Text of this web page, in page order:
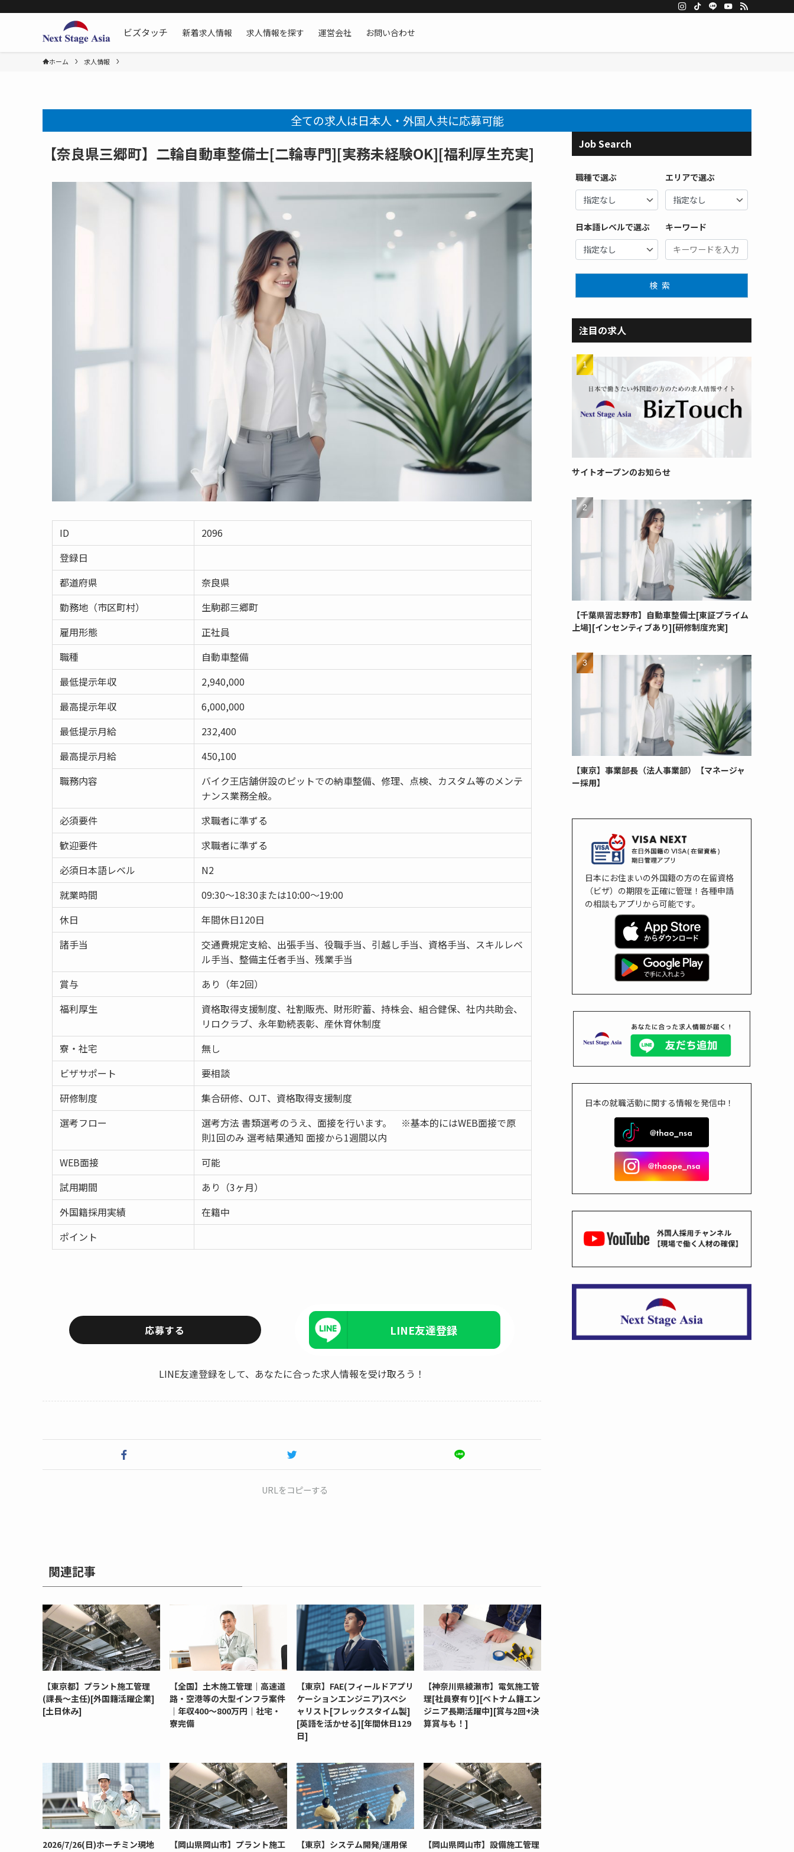
ビズタッチ
新着求人情報 求人情報を探す 運営会社 お問い合わせ
ホーム 求人情報
全ての求人は日本人・外国人共に応募可能
【奈良県三郷町】二輪自動車整備士[二輪専門][実務未経験OK][福利厚生充実]
ID
2096
登録日
都道府県
奈良県
勤務地（市区町村）
生駒郡三郷町
雇用形態
正社員
職種
自動車整備
最低提示年収
2,940,000
最高提示年収
6,000,000
最低提示月給
232,400
最高提示月給
450,100
職務内容
バイク王店舗併設のピットでの納車整備、修理、点検、カスタム等のメンテ
ナンス業務全般。
必須要件
求職者に準ずる
歓迎要件
求職者に準ずる
必須日本語レベル
N2
就業時間
09:30～18:30または10:00～19:00
休日
年間休日120日
諸手当
交通費規定支給、出張手当、役職手当、引越し手当、資格手当、スキルレベ
ル手当、整備主任者手当、残業手当
賞与
あり（年2回）
福利厚生
資格取得支援制度、社割販売、財形貯蓄、持株会、組合健保、社内共助会、
リロクラブ、永年勤続表彰、産休育休制度
寮・社宅
無し
ビザサポート
要相談
研修制度
集合研修、OJT、資格取得支援制度
選考フロー
選考方法 書類選考のうえ、面接を行います。 ※基本的にはWEB面接で原
則1回のみ 選考結果通知 面接から1週間以内
WEB面接
可能
試用期間
あり（3ヶ月）
外国籍採用実績
在籍中
ポイント
応募する LINE友達登録
LINE友達登録をして、あなたに合った求人情報を受け取ろう！
URLをコピーする
関連記事
【東京都】プラント施工管理
(課長～主任)[外国籍活躍企業]
[土日休み]
【全国】土木施工管理｜高速道
路・空港等の大型インフラ案件
｜年収400～800万円｜社宅・
寮完備
【東京】FAE(フィールドアプリ
ケーションエンジニア)スペシ
ャリスト[フレックスタイム製]
[英語を活かせる][年間休日129
日]
【神奈川県綾瀬市】電気施工管
理[社員寮有り][ベトナム籍エン
ジニア長期活躍中][賞与2回+決
算賞与も！]
2026/7/26(日)ホーチミン現地
【岡山県岡山市】プラント施工
【東京】システム開発/運用保
【岡山県岡山市】設備施工管理
Job Search
職種で選ぶ エリアで選ぶ
日本語レベルで選ぶ キーワード
検索
注目の求人
サイトオープンのお知らせ
【千葉県習志野市】自動車整備士[東証プライム
上場][インセンティブあり][研修制度充実]
【東京】事業部長（法人事業部）【マネージャ
ー採用】
日本にお住まいの外国籍の方の在留資格
（ビザ）の期限を正確に管理！各種申請
の相談もアプリから可能です。
日本の就職活動に関する情報を発信中！